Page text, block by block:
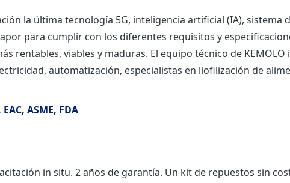
la última tecnología 5G, inteligencia artificial (IA), sistema
para cumplir con los diferentes requisitos y
rentables, viables y maduras. El equipo técnico de
automatización, especialistas en liofilización de
in situ. 2 años de garantía. Un kit de repuestos sin